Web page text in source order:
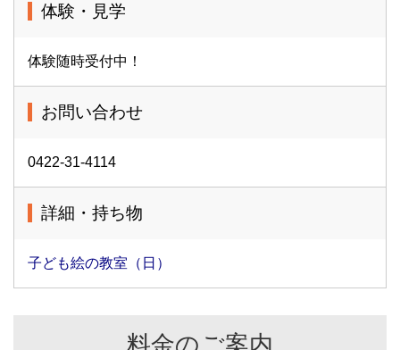
体験・見学
体験随時受付中！
お問い合わせ
0422-31-4114
詳細・持ち物
子ども絵の教室（日）
料金のご案内